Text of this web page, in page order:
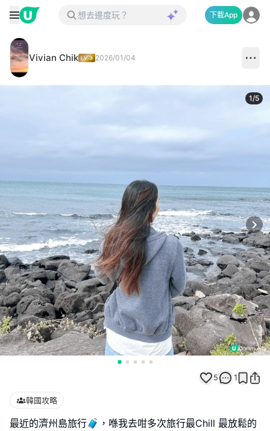
下載App
Vivian Chik 2026/01/04
1/5
5 1
韓國攻略
最近的濟州島旅行🧳，喺我去咁多次旅行最Chill 最放鬆的